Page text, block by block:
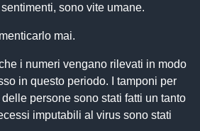
sono vite umane.
mai.
i numeri vengano rilevati in modo
in questo periodo. I tamponi per
persone sono stati fatti un tanto
imputabili al virus sono stati